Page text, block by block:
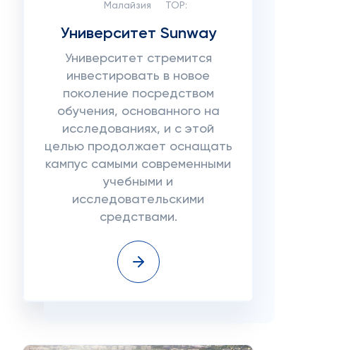
Малайзия TOP:
Университет Sunway
Университет стремится
инвестировать в новое
поколение посредством
обучения, основанного на
исследованиях, и с этой
целью продолжает оснащать
кампус самыми современными
учебными и
исследовательскими
средствами.